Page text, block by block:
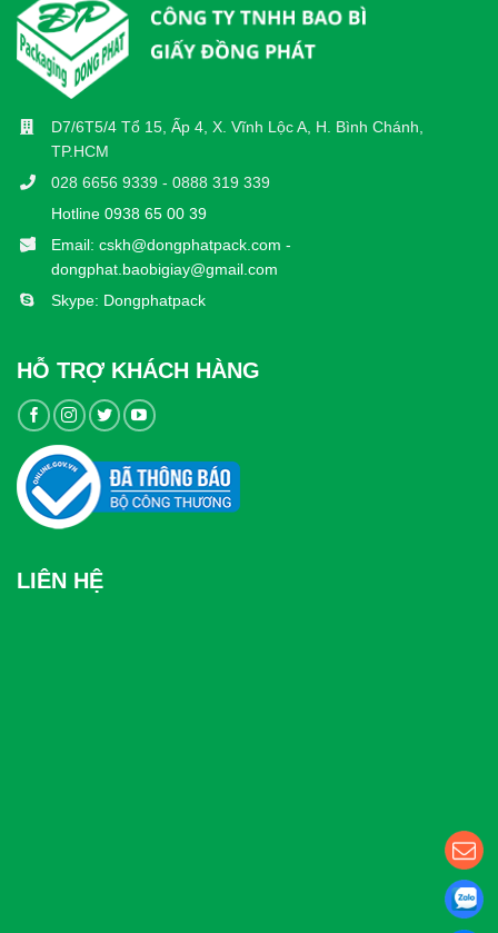
D7/6T5/4 Tổ 15, Ấp 4, X. Vĩnh Lộc A, H. Bình Chánh,
TP.HCM
028 6656 9339 - 0888 319 339
Hotline 0938 65 00 39
Email: cskh@dongphatpack.com -
dongphat.baobigiay@gmail.com
Skype: Dongphatpack
HỖ TRỢ KHÁCH HÀNG
LIÊN HỆ